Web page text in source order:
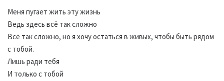
Меня пугает жить эту жизнь
Ведь здесь всё так сложно
Всё так сложно, но я хочу остаться в живых, чтобы быть рядом
с тобой.
Лишь ради тебя
И только с тобой